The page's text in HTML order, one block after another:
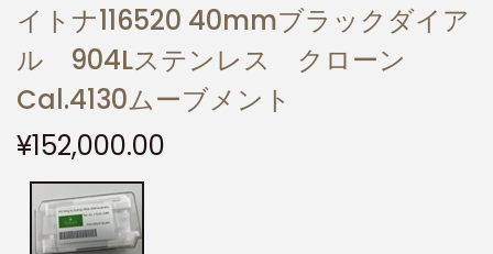
イトナ116520 40mmブラックダイア
ル 904Lステンレス クローン
Cal.4130ムーブメント
¥152,000.00